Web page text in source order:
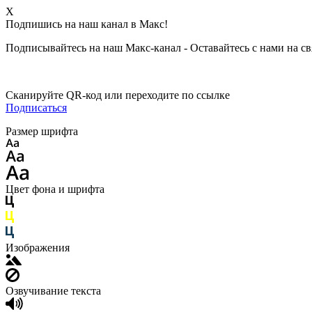
X
Подпишись на наш канал в Макс!
Подписывайтесь на наш Макс-канал - Оставайтесь с нами на
Сканируйте QR-код или переходите по ссылке
Подписаться
Размер шрифта
Цвет фона и шрифта
Изображения
Озвучивание текста